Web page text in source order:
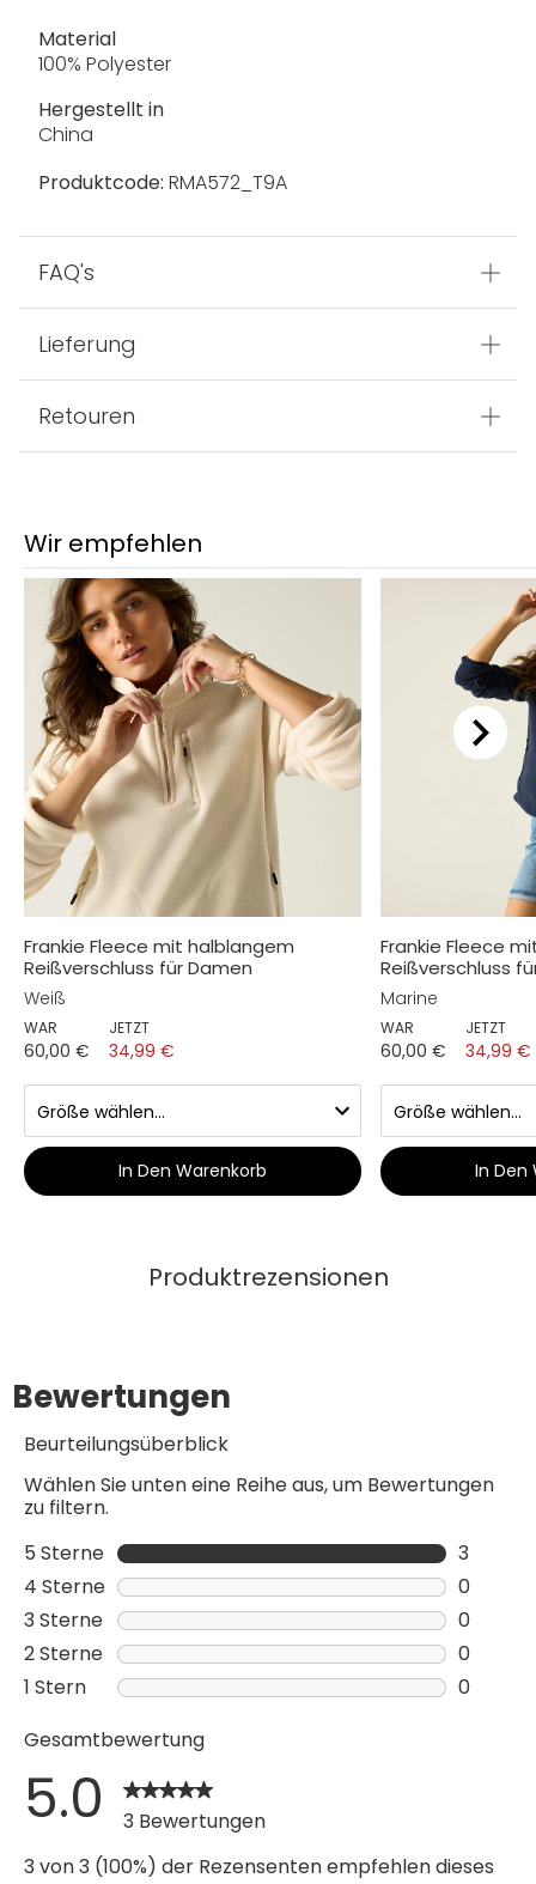
Material
100% Polyester
Hergestellt in
China
Produktcode: RMA572_T9A
FAQ's
Lieferung
Retouren
Wir empfehlen
Frankie Fleece mit halblangem
Reißverschluss für Damen
Weiß
WAR
60,00 €
JETZT
34,99 €
In Den Warenkorb
Frankie Fleece
Reißverschluss
Marine
WAR
60,00 €
JETZT
34,99 €
In Den
Produktrezensionen